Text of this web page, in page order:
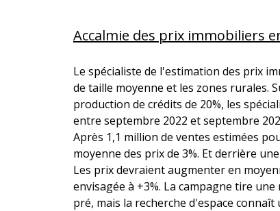
Accalmie des prix immobiliers
Le spécialiste de l'estimation des prix
de taille moyenne et les zones rurales.
production de crédits de 20%, les
entre septembre 2022 et septembre
Après 1,1 million de ventes estimées
moyenne des prix de 3%. Et derrière
Les prix devraient augmenter en
envisagée à +3%. La campagne tire
pré, mais la recherche d'espace